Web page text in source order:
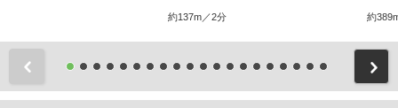
約137m／2分 約